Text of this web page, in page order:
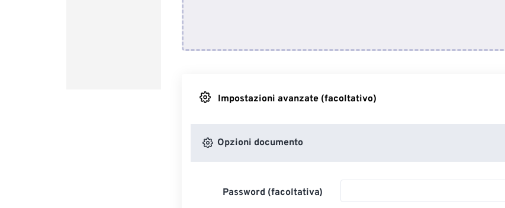
Impostazioni avanzate (facoltativo)
Opzioni documento
Password (facoltativa)